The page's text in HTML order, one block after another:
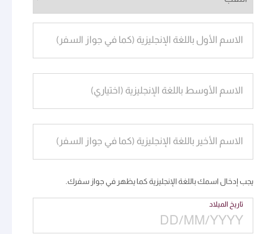
الاسم الأول باللغة الإنجليزية (كما في جواز السفر)
الاسم الأوسط باللغة الإنجليزية (اختياري)
الاسم الأخير باللغة الإنجليزية (كما في جواز السفر)
يجب إدخال اسمك باللغة الإنجليزية كما يظهر في جواز سفرك.
تاريخ الميلاد